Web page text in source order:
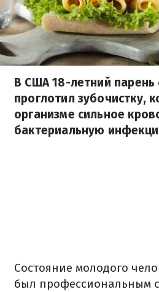
В США 18-летний парень
проглотил зубочистку,
организме сильное
бактериальную
Состояние молодого
был профессиональным